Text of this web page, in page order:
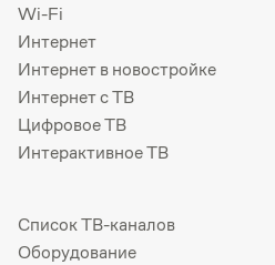
Wi-Fi
Интернет
Интернет в новостройке
Интернет с ТВ
Цифровое ТВ
Интерактивное ТВ
Список ТВ-каналов
Оборудование